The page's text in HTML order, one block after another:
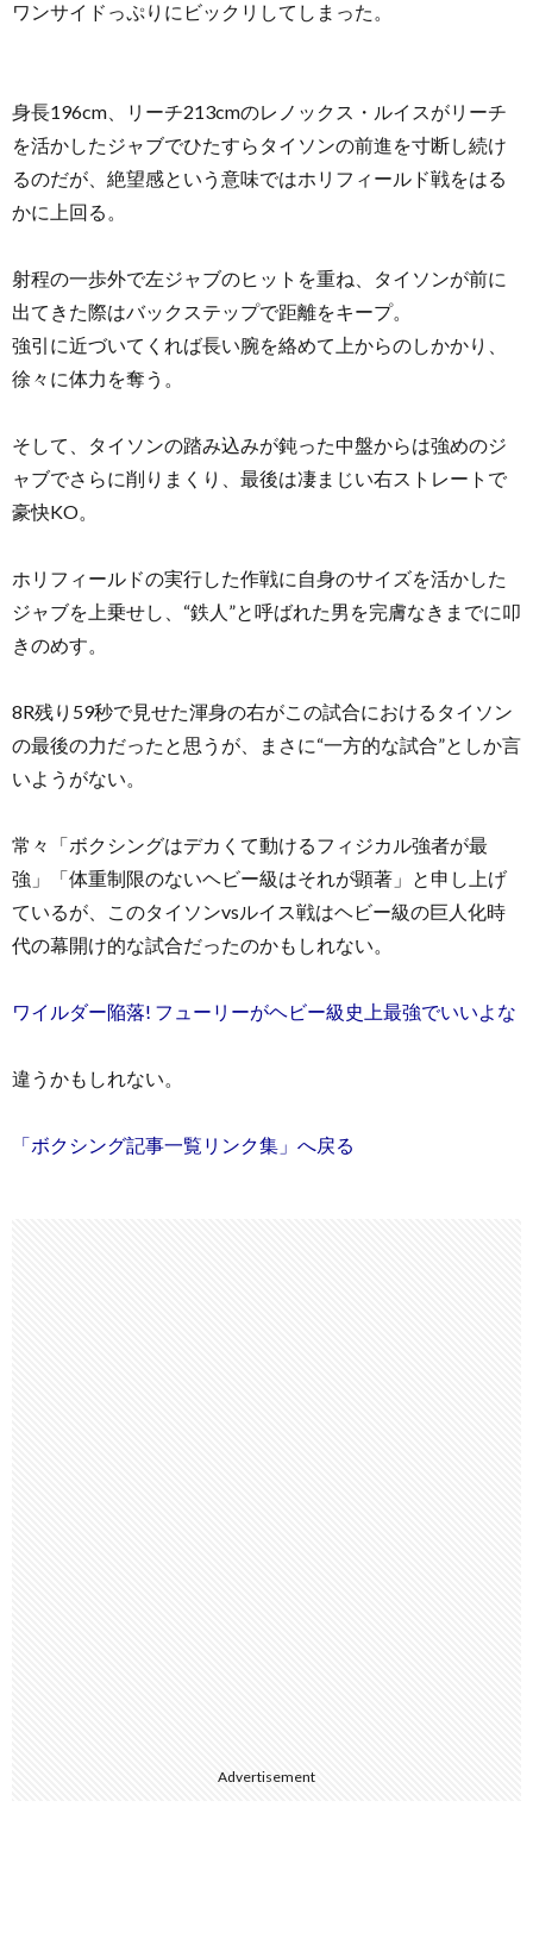
ワンサイドっぷりにビックリしてしまった。
身長196cm、リーチ213cmのレノックス・ルイスがリーチ
を活かしたジャブでひたすらタイソンの前進を寸断し続け
るのだが、絶望感という意味ではホリフィールド戦をはる
かに上回る。
射程の一歩外で左ジャブのヒットを重ね、タイソンが前に
出てきた際はバックステップで距離をキープ。
強引に近づいてくれば長い腕を絡めて上からのしかかり、
徐々に体力を奪う。
そして、タイソンの踏み込みが鈍った中盤からは強めのジ
ャブでさらに削りまくり、最後は凄まじい右ストレートで
豪快KO。
ホリフィールドの実行した作戦に自身のサイズを活かした
ジャブを上乗せし、“鉄人”と呼ばれた男を完膚なきまでに叩
きのめす。
8R残り59秒で見せた渾身の右がこの試合におけるタイソン
の最後の力だったと思うが、まさに“一方的な試合”としか言
いようがない。
常々「ボクシングはデカくて動けるフィジカル強者が最
強」「体重制限のないヘビー級はそれが顕著」と申し上げ
ているが、このタイソンvsルイス戦はヘビー級の巨人化時
代の幕開け的な試合だったのかもしれない。
ワイルダー陥落! フューリーがヘビー級史上最強でいいよな
違うかもしれない。
「ボクシング記事一覧リンク集」へ戻る
Advertisement